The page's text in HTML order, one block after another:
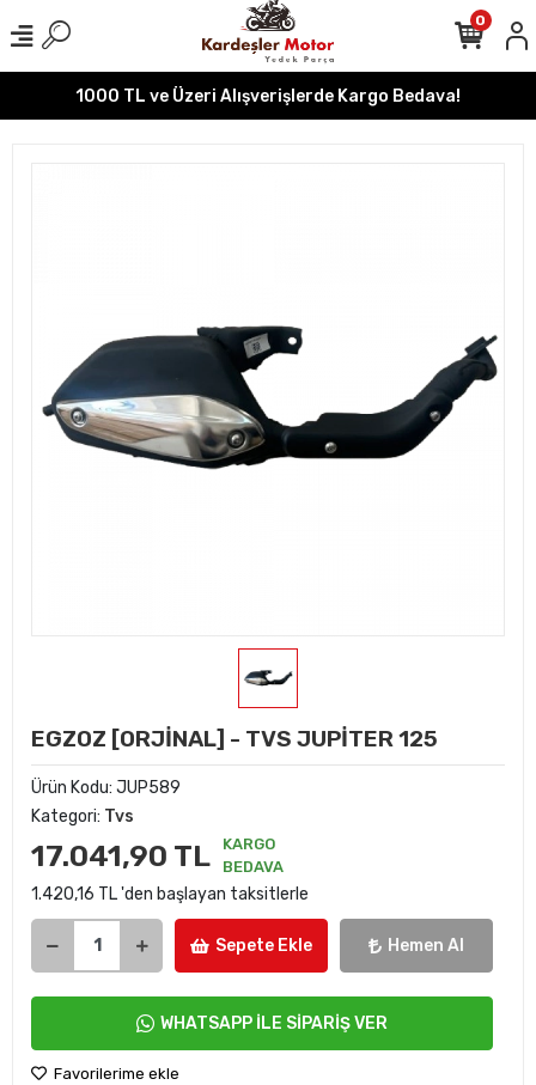
1000 TL ve Üzeri Alışverişlerde Kargo Bedava!
0
EGZOZ [ORJİNAL] - TVS JUPİTER 125
Ürün Kodu: JUP589
Kategori: Tvs
17.041,90 TL
KARGO
BEDAVA
1.420,16 TL 'den başlayan taksitlerle
Sepete Ekle Hemen Al
WHATSAPP İLE SİPARİŞ VER
Favorilerime ekle